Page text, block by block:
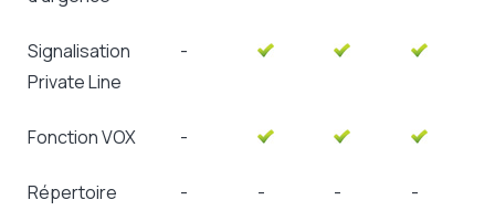
Signalisation
Private Line
-
Fonction VOX -
Répertoire - - - -